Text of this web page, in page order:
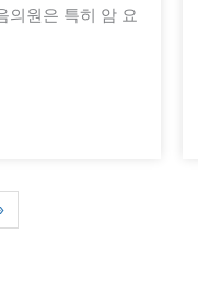
의원은 특히 암 요